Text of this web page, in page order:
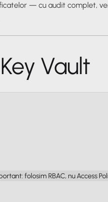
— cu audit complet,
Vault
folosim RBAC, nu Access